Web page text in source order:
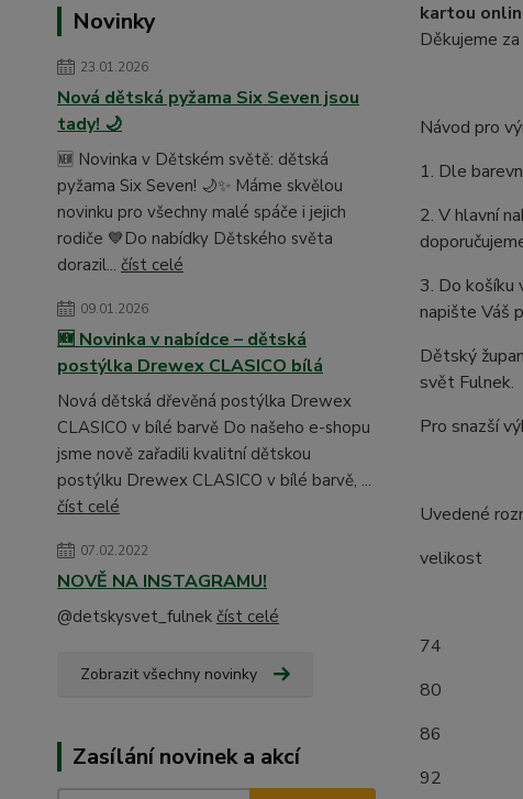
Novinky
23.01.2026
Nová dětská pyžama Six Seven jsou
tady! 🌙
🆕 Novinka v Dětském světě: dětská
pyžama Six Seven! 🌙✨ Máme skvělou
novinku pro všechny malé spáče i jejich
rodiče 💙Do nabídky Dětského světa
dorazil... číst celé
09.01.2026
🆕 Novinka v nabídce – dětská
postýlka Drewex CLASICO bílá
Nová dětská dřevěná postýlka Drewex
CLASICO v bílé barvě Do našeho e-shopu
jsme nově zařadili kvalitní dětskou
postýlku Drewex CLASICO v bílé barvě, ...
číst celé
07.02.2022
NOVĚ NA INSTAGRAMU!
@detskysvet_fulnek číst celé
Zobrazit všechny novinky
Zasílání novinek a akcí
kartou
Děkujeme
Návod pro
1. Dle
2. V hlavní
3. Do košíku
napište Váš
Dětský
svět Fulnek.
Pro snazší
Uvedené
74
80
86
92